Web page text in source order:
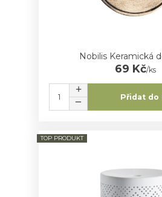
Nobilis Keramická
69 Kč/ks
Přidat do
TOP PRODUKT